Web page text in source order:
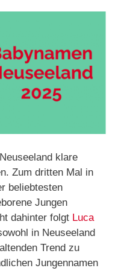
klare
Zum dritten Mal in
beliebtesten
Jungen
dahinter folgt Luca
in Neuseeland
Trend zu
Jungennamen